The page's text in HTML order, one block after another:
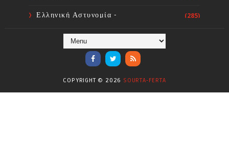
Ελληνική Αστυνομία -
(285)
Ενόργανη Γυμναστική
COPYRIGHT © 2026 SOURTA-FERTA